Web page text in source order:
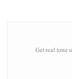
Get real time